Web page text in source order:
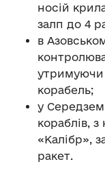
носій
залп до 4
в
утримуючи
корабель;
у
кораблів,
«Калібр»,
ракет.